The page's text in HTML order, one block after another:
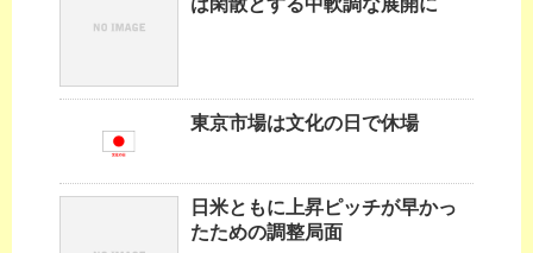
は閑散とする中軟調な展開に
東京市場は文化の日で休場
日米ともに上昇ピッチが早かっ
たための調整局面